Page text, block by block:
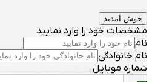
خوش آمدید
مشخصات خود را وارد نمایید
نام
نام خانوادگی
شماره موبایل